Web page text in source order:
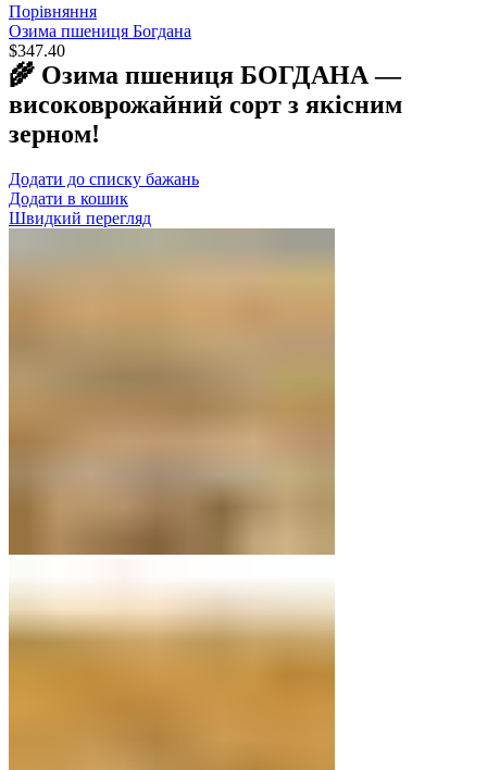
Порівняння
Озима пшениця Богдана
$347.40
🌾 Озима пшениця БОГДАНА —
високоврожайний сорт з якісним
зерном!
Додати до списку бажань
Додати в кошик
Швидкий перегляд